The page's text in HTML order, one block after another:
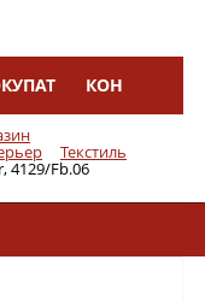
КОНТАКТЫ
Текстиль
4129/Fb.06